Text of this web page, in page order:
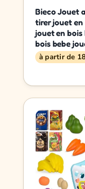
Bieco Jouet
tirer jouet
jouet en bois
bois bebe
à partir de